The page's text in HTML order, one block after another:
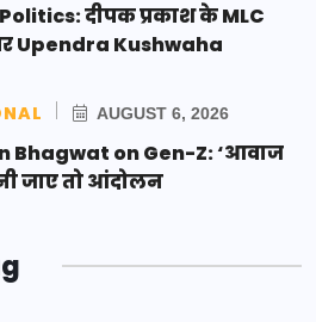
दीपक प्रकाश के MLC
Upendra Kushwaha
AUGUST 6, 2026
Bhagwat on Gen-Z: ‘आवाज
जाए तो आंदोलन